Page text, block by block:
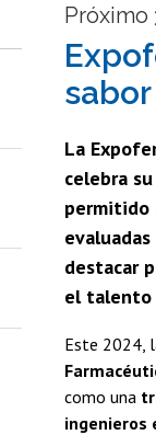
Próximo
La
celebra
permitido
destacar
el talento
Este 2024,
como una
ingenieros